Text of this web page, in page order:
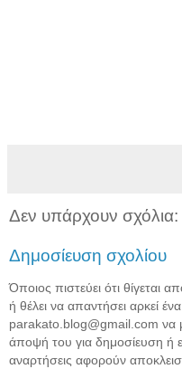
Δεν υπάρχουν σχόλια:
Δημοσίευση σχολίου
Όποιος πιστεύει ότι θίγεται
ή θέλει να απαντήσει αρκεί
parakato.blog@gmail.com να
άποψή του για δημοσίευση ή
αναρτήσεις αφορούν